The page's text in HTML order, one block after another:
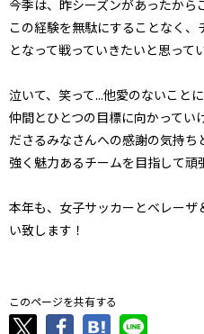
今季は、昨シーズンがあったから
この経験を無駄にすることなく
となって戦っていきたいと思って
泣いて、笑って...他愛のないこと
仲間とひとつの目標に向かってい
ださるみなさんへの感謝の気持ち
強く魅力あるチームを目指して頑
本年も、女子サッカーとベレー
い致します！
このページを共有する